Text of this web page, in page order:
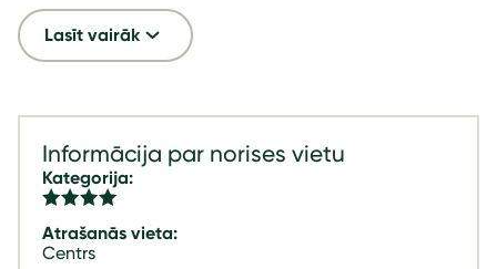
Lasīt vairāk
Informācija par norises vietu
Kategorija:
Atrašanās vieta:
Centrs